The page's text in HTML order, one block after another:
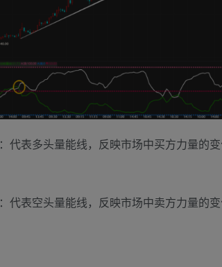
：代表多头量能线，反映市场中买方力量的
：代表空头量能线，反映市场中卖方力量的